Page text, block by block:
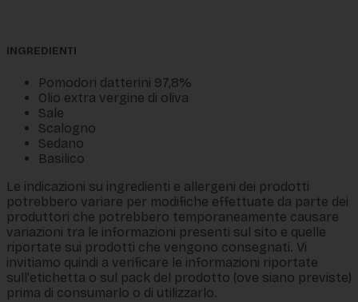
INGREDIENTI
Pomodori datterini 97,8%
Olio extra vergine di oliva
Sale
Scalogno
Sedano
Basilico
Le indicazioni su ingredienti e allergeni dei prodotti
potrebbero variare per modifiche effettuate da parte dei
produttori che potrebbero temporaneamente causare
variazioni tra le informazioni presenti sul sito e quelle
riportate sui prodotti che vengono consegnati. Vi
invitiamo quindi a verificare le informazioni riportate
sull'etichetta o sul pack del prodotto (ove siano previste)
prima di consumarlo o di utilizzarlo.